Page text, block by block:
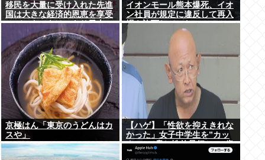
移民を大量に受け入れた先進
国は大きな経済的恩恵を享受
→データでもはっきり日本一
人負け示される
イオンモール熊本爆死、イオ
ン社員が規定に違反して再入
場を許可していた
京極はん「東京のうどんはカ
スや」
【ハゲ】「性欲を抑えきれな
かった」女子中学生を”カッ
ター”で脅し性的暴行か 56歳
の男逮捕 千葉